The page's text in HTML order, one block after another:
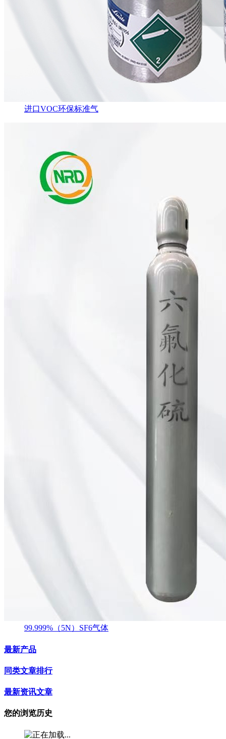
进口VOC环保标准气
99.999%（5N）SF6气体
最新产品
同类文章排行
最新资讯文章
您的浏览历史